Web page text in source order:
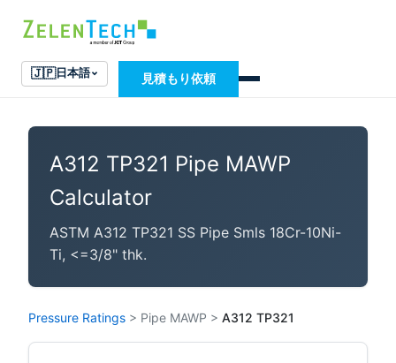
🇯🇵日本語 見積もり依頼
A312 TP321 Pipe MAWP
Calculator
ASTM A312 TP321 SS Pipe Smls 18Cr-10Ni-
Ti, <=3/8" thk.
Pressure Ratings > Pipe MAWP > A312 TP321